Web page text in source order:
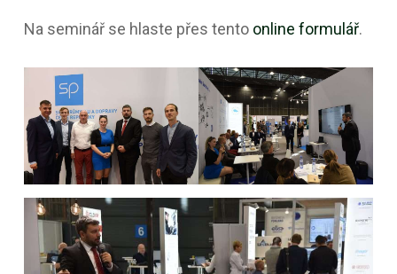
Na seminář se hlaste přes tento online formulář.